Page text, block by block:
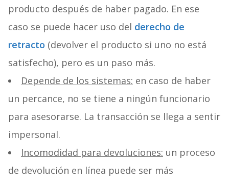
producto después de haber pagado. En ese
caso se puede hacer uso del derecho de
retracto (devolver el producto si uno no está
satisfecho), pero es un paso más.
Depende de los sistemas: en caso de haber
un percance, no se tiene a ningún funcionario
para asesorarse. La transacción se llega a sentir
impersonal.
Incomodidad para devoluciones: un proceso
de devolución en línea puede ser más